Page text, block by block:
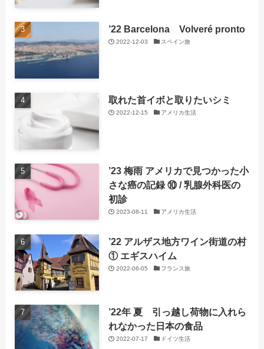
’22 Barcelona Volveré pronto
2022-12-03 スペイン旅
取れた首イボと取りたいシミ
2022-12-15 アメリカ生活
’23 梅雨 アメリカで見つかった小
さな癌の記録 ⑩ / 乳腺外科医の
初診
2023-08-11 アメリカ生活
’22 アルザス地方ワイン街道の村
① エギスハイム
2022-06-05 フランス旅
’22年 夏 引っ越し荷物に入れら
れなかった日本の食品
2022-07-17 ドイツ生活